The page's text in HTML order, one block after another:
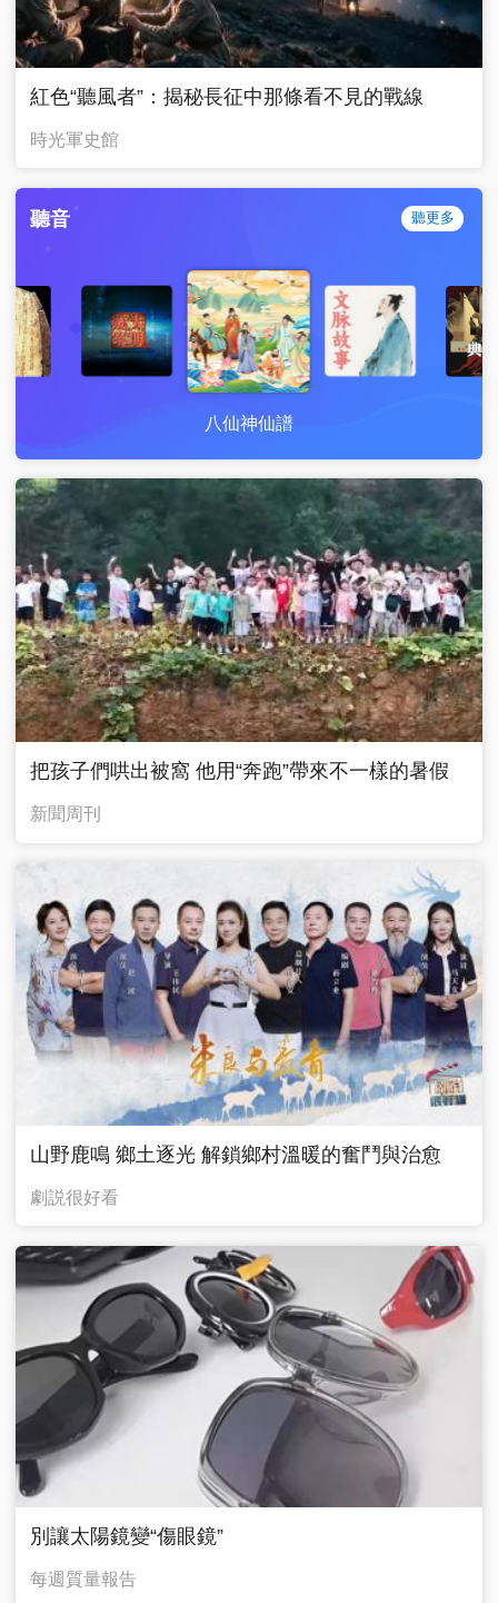
紅色“聽風者”：揭秘長征中那條看不見的戰線
時光軍史館
聽音 聽更多
八仙神仙譜
把孩子們哄出被窩 他用“奔跑”帶來不一樣的暑假
新聞周刊
山野鹿鳴 鄉土逐光 解鎖鄉村溫暖的奮鬥與治愈
劇説很好看
別讓太陽鏡變“傷眼鏡”
每週質量報告